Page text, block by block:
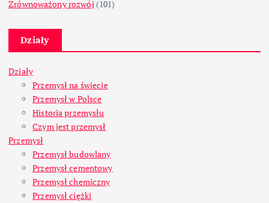
Zrównoważony rozwój (101)
Działy
Działy
Przemysł na świecie
Przemysł w Polsce
Historia przemysłu
Czym jest przemysł
Przemysł
Przemysł budowlany
Przemysł cementowy
Przemysł chemiczny
Przemysł ciężki